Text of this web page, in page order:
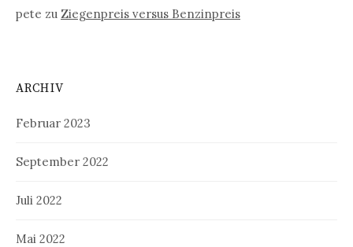
pete zu Ziegenpreis versus Benzinpreis
ARCHIV
Februar 2023
September 2022
Juli 2022
Mai 2022